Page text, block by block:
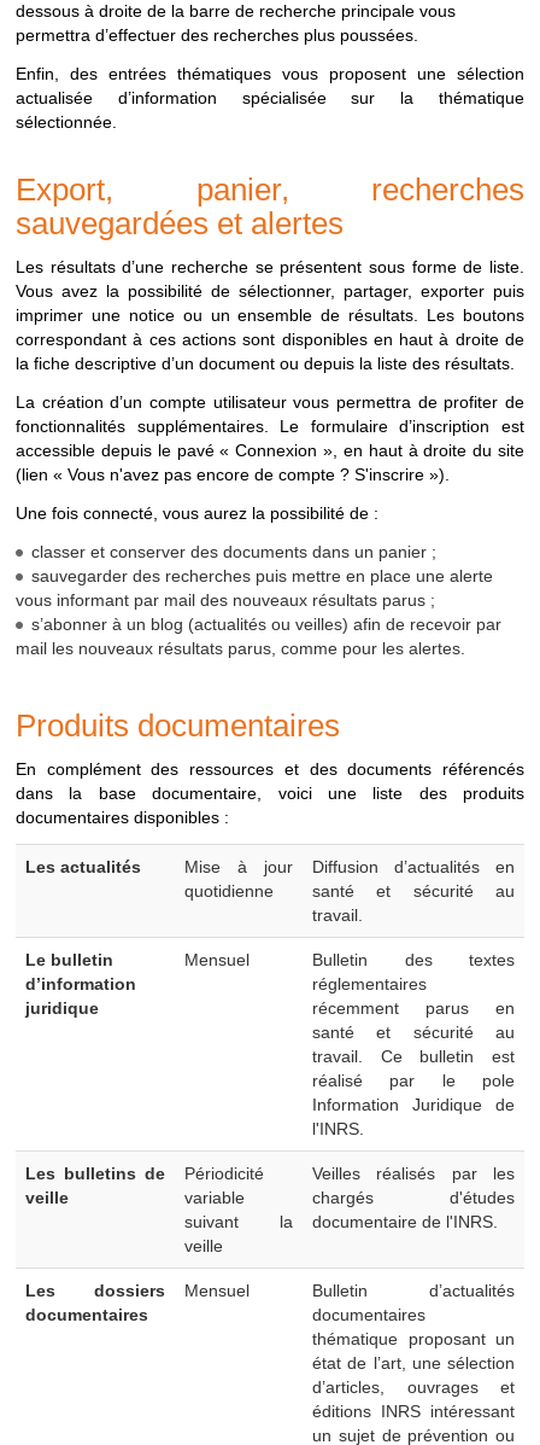
RESEAU
PREVENTION
Menu"Ressources
> Réseau
Recherche sur les
documents diffusés
prévention de
l'Assurance
JURIDIQUE Menu"Ressources
> Veille juridique"
Recherche sur les
juridiques et articles
"Droit en pratique"
de la revue "Travail
et Sécurité"
VEILLE
"Produits
documentaires >
Bulletins de veille"
Recherche sur les
actualités et
bulletins de veille
diffusés
* Pour une recherche spécifique sur les documents INRS, nous
vous invitons à consulter lamédiathèquedisponible depuis le
sitewww.inrs.fr.
dessous à droite de la barre de recherche principale vous
permettra d’effectuer des recherches plus poussées.
Enfin, des entrées thématiques vous proposent une sélection
actualisée d’information spécialisée sur la thématique
sélectionnée.
Export, panier, recherches
sauvegardées et alertes
Les résultats d’une recherche se présentent sous forme de liste.
Vous avez la possibilité de sélectionner, partager, exporter puis
imprimer une notice ou un ensemble de résultats. Les boutons
correspondant à ces actions sont disponibles en haut à droite de
la fiche descriptive d’un document ou depuis la liste des résultats.
La création d’un compte utilisateur vous permettra de profiter de
fonctionnalités supplémentaires. Le formulaire d’inscription est
accessible depuis le pavé « Connexion », en haut à droite du site
(lien « Vous n'avez pas encore de compte ? S'inscrire »).
Une fois connecté, vous aurez la possibilité de :
classer et conserver des documents dans un panier ;
sauvegarder des recherches puis mettre en place une alerte
vous informant par mail des nouveaux résultats parus ;
s’abonner à un blog (actualités ou veilles) afin de recevoir par
mail les nouveaux résultats parus, comme pour les alertes.
Produits documentaires
En complément des ressources et des documents référencés
dans la base documentaire, voici une liste des produits
documentaires disponibles :
documentaires
Les actualités
Mise à jour
quotidienne
Diffusion d’actualités en
santé et sécurité au
travail.
Le bulletin
d’information
juridique
Mensuel
Bulletin des textes
réglementaires
récemment parus en
santé et sécurité au
travail. Ce bulletin est
réalisé par le pole
Information Juridique de
l'INRS.
Les bulletins de
veille
Périodicité
variable
suivant la
veille
Veilles réalisés par les
chargés d'études
documentaire de l'INRS.
Les dossiers
documentaires
Mensuel
Bulletin d’actualités
documentaires
thématique proposant un
état de l’art, une sélection
d’articles, ouvrages et
éditions INRS intéressant
un sujet de prévention ou